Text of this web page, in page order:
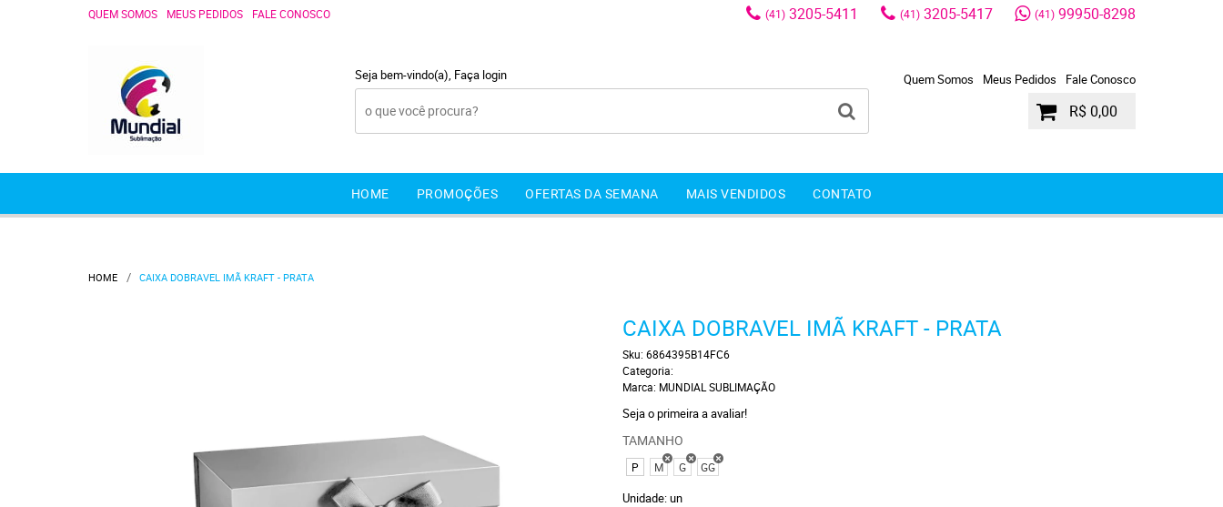
QUEM SOMOS MEUS PEDIDOS FALE CONOSCO (41)3205-5411 (41)3205-5417 (41)99950-8298
Seja bem-vindo(a), Faça login Quem Somos Meus Pedidos Fale Conosco
R$ 0,00
HOME PROMOÇÕES OFERTAS DA SEMANA MAIS VENDIDOS CONTATO
HOME CAIXA DOBRAVEL IMÃ KRAFT - PRATA
CAIXA DOBRAVEL IMÃ KRAFT - PRATA
Sku: 6864395B14FC6
Categoria:
Marca: MUNDIAL SUBLIMAÇÃO
Seja o primeira a avaliar!
TAMANHO
P M G GG
Unidade: un